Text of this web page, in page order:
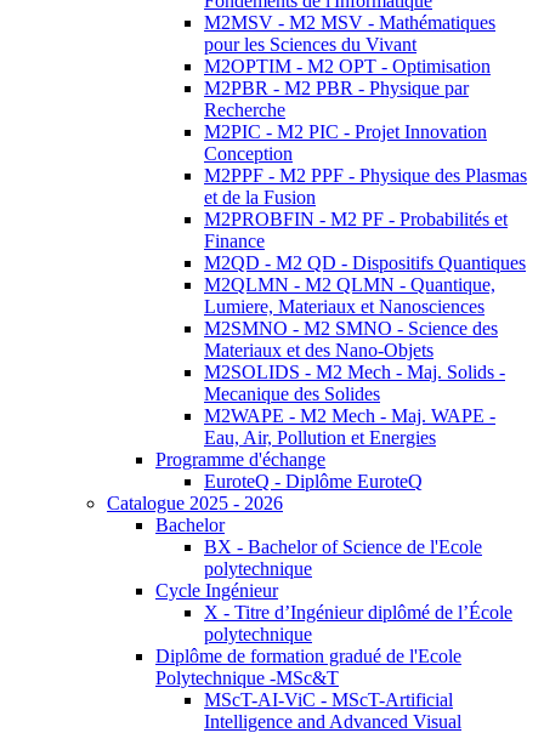
M2MSV - M2 MSV - Mathématiques
pour les Sciences du Vivant
M2OPTIM - M2 OPT - Optimisation
M2PBR - M2 PBR - Physique par
Recherche
M2PIC - M2 PIC - Projet Innovation
Conception
M2PPF - M2 PPF - Physique des Plasmas
et de la Fusion
M2PROBFIN - M2 PF - Probabilités et
Finance
M2QD - M2 QD - Dispositifs Quantiques
M2QLMN - M2 QLMN - Quantique,
Lumiere, Materiaux et Nanosciences
M2SMNO - M2 SMNO - Science des
Materiaux et des Nano-Objets
M2SOLIDS - M2 Mech - Maj. Solids -
Mecanique des Solides
M2WAPE - M2 Mech - Maj. WAPE -
Eau, Air, Pollution et Energies
Programme d'échange
EuroteQ - Diplôme EuroteQ
Catalogue 2025 - 2026
Bachelor
BX - Bachelor of Science de l'Ecole
polytechnique
Cycle Ingénieur
X - Titre d’Ingénieur diplômé de l’École
polytechnique
Diplôme de formation gradué de l'Ecole
Polytechnique -MSc&T
MScT-AI-ViC - MScT-Artificial
Intelligence and Advanced Visual